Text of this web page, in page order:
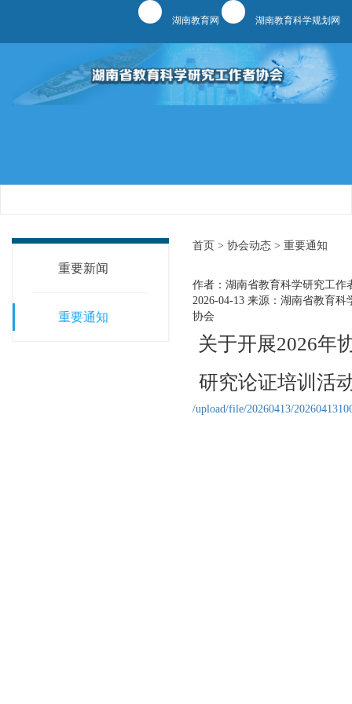
湖南教育网 湖南教育科学规划网
重要新闻
重要通知
首页 > 协会动态 > 重要通知
作者：湖南省教育科学研究工作
2026-04-13 来源：湖南省教育科
协会
关于开展2026年
研究论证培训活
/upload/file/20260413/